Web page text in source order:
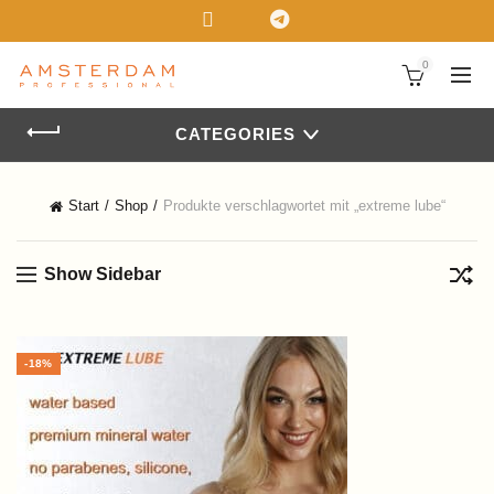
0
CATEGORIES
Start Shop Produkte verschlagwortet mit „extreme lube“
Show Sidebar
-18%
!! SUMMER IS THERE- SALE ! - 15% Cart Discount !!
"SUMMER 15"